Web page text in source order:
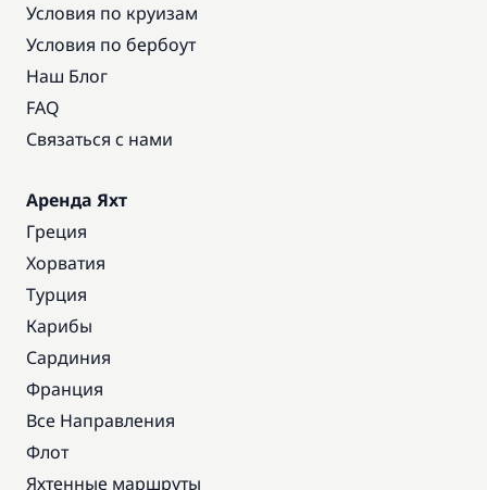
Условия по круизам
Условия по бербоут
Наш Блог
FAQ
Связаться с нами
Аренда Яхт
Греция
Хорватия
Турция
Карибы
Сардиния
Франция
Все Направления
Флот
Яхтенные маршруты